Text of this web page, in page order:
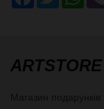
ARTSTORE